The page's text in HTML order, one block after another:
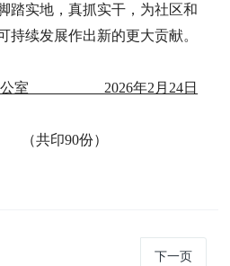
踏实地，真抓实干，为社区和
持续发展作出新的更大贡献。
办公室 2026年2月24日
份）
下一页